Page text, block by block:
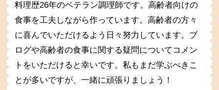
料理歴26年のベテラン調理師です。高齢者向けの
食事を工夫しながら作っています。高齢者の方々
に喜んでいただけるよう日々努力しています。ブ
ログや高齢者の食事に関する疑問についてコメン
トをいただけると幸いです。私もまだ学ぶべきこ
とが多いですが、一緒に頑張りましょう！